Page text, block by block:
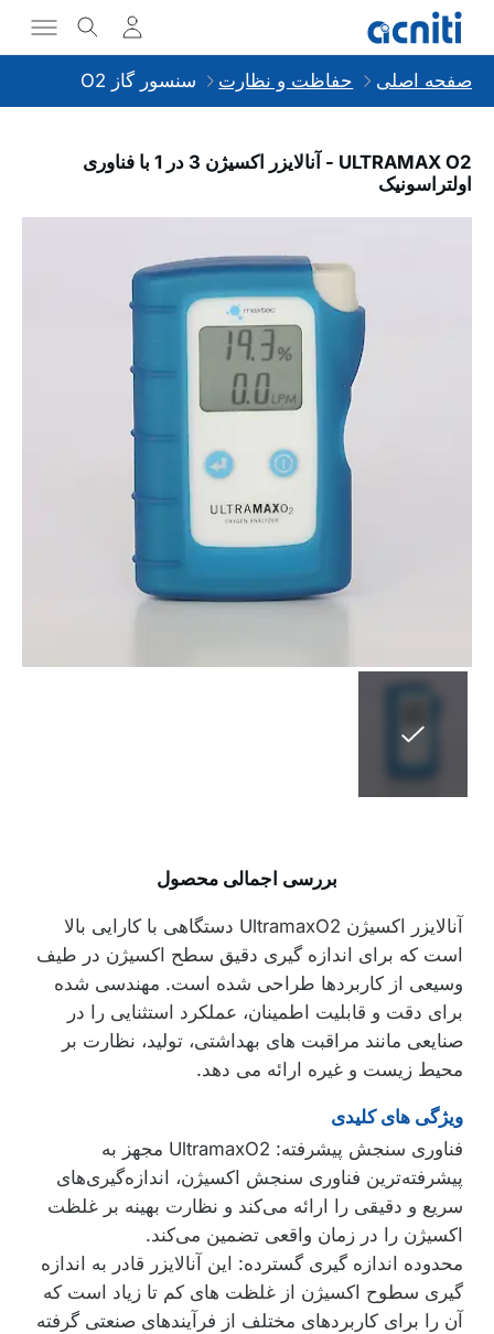
صفحه اصلی حفاظت و نظارت سنسور گاز O2
ULTRAMAX O2 - آنالایزر اکسیژن 3 در 1 با فناوری
اولتراسونیک
بررسی اجمالی محصول
آنالایزر اکسیژن UltramaxO2 دستگاهی با کارایی بالا
است که برای اندازه گیری دقیق سطح اکسیژن در طیف
وسیعی از کاربردها طراحی شده است. مهندسی شده
برای دقت و قابلیت اطمینان، عملکرد استثنایی را در
صنایعی مانند مراقبت های بهداشتی، تولید، نظارت بر
محیط زیست و غیره ارائه می دهد.
ویژگی های کلیدی
فناوری سنجش پیشرفته: UltramaxO2 مجهز به
پیشرفته‌ترین فناوری سنجش اکسیژن، اندازه‌گیری‌های
سریع و دقیقی را ارائه می‌کند و نظارت بهینه بر غلظت
اکسیژن را در زمان واقعی تضمین می‌کند.
محدوده اندازه گیری گسترده: این آنالایزر قادر به اندازه
گیری سطوح اکسیژن از غلظت های کم تا زیاد است که
آن را برای کاربردهای مختلف از فرآیندهای صنعتی گرفته